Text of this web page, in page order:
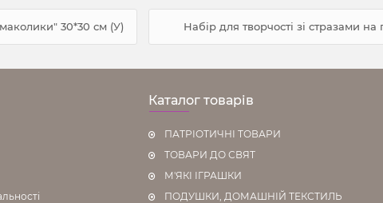
30*30 см (У) Набір для творчості зі стразами
Каталог товарів
ПАТРІОТИЧНІ ТОВАРИ
ТОВАРИ ДО СВЯТ
М'ЯКІ ІГРАШКИ
ПОДУШКИ, ДОМАШНІЙ ТЕКСТИЛЬ